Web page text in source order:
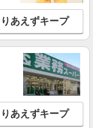
細を見る
東京都北区赤羽北
りあえずキープ
りあえずキープ